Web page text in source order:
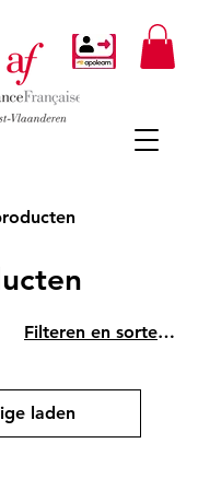
Filteren en sorteren
laden